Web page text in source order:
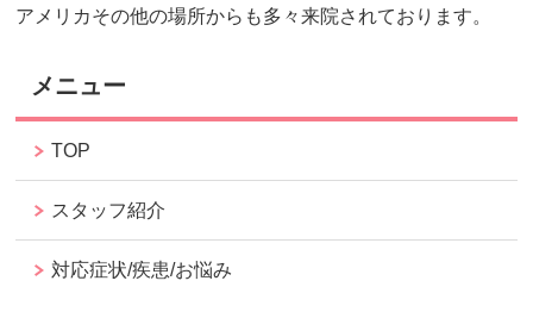
アメリカその他の場所からも多々来院されております。
メニュー
TOP
スタッフ紹介
対応症状/疾患/お悩み